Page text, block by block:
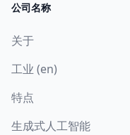
公司名称
关于
工业 (en)
特点
生成式人工智能